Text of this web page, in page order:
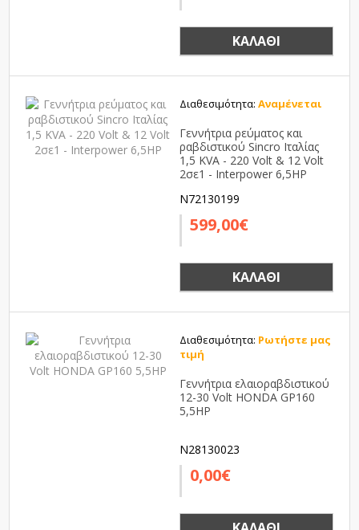
ΚΑΛΆΘΙ
Διαθεσιμότητα: Αναμένεται
Γεννήτρια ρεύματος και
ραβδιστικού Sincro Ιταλίας
1,5 KVA - 220 Volt & 12 Volt
2σε1 - Interpower 6,5HP
N72130199
599,00€
ΚΑΛΆΘΙ
Διαθεσιμότητα: Ρωτήστε μας
τιμή
Γεννήτρια ελαιοραβδιστικού
12-30 Volt HONDA GP160
5,5HP
N28130023
0,00€